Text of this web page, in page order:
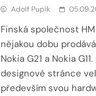
Adolf Pupík
Finská společnost
nějakou dobu
Nokia G21 a Nokia
designové stránce
především svou